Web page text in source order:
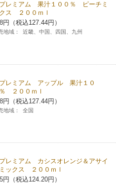
）
グ（店舗限定）
レミアム 果汁１００％ ピーチミ
ス ２００ｍｌ
円（税込127.44円）
地域： 近畿、中国、四国、九州
レミアム アップル 果汁１０
％ ２００ｍｌ
円（税込127.44円）
地域： 全国
レミアム カシスオレンジ＆アサイ
ックス ２００ｍｌ
円（税込124.20円）